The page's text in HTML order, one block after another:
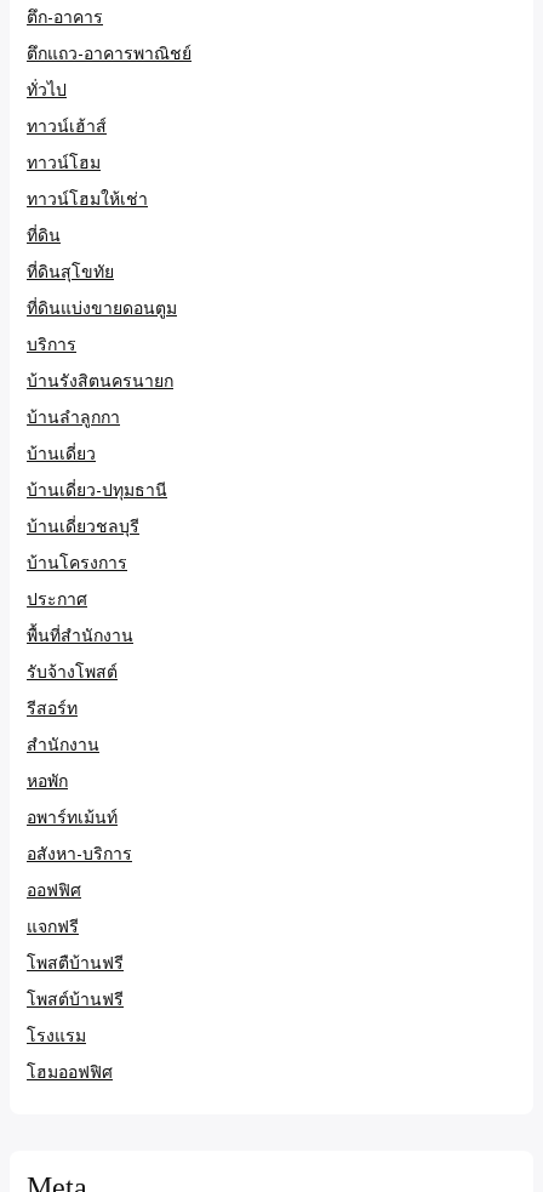
ตึก-อาคาร
ตึกแถว-อาคารพาณิชย์
ทั่วไป
ทาวน์เฮ้าส์
ทาวน์โฮม
ทาวน์โฮมให้เช่า
ที่ดิน
ที่ดินสุโขทัย
ที่ดินแบ่งขายดอนตูม
บริการ
บ้านรังสิตนครนายก
บ้านลำลูกกา
บ้านเดี่ยว
บ้านเดี่ยว-ปทุมธานี
บ้านเดี่ยวชลบุรี
บ้านโครงการ
ประกาศ
พื้นที่สำนักงาน
รับจ้างโพสต์
รีสอร์ท
สำนักงาน
หอพัก
อพาร์ทเม้นท์
อสังหา-บริการ
ออฟฟิศ
แจกฟรี
โพสตืบ้านฟรี
โพสต์บ้านฟรี
โรงแรม
โฮมออฟฟิศ